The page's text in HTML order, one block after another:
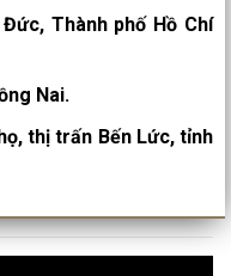
Thành phố Hồ Chí
Nai.
thị trấn Bến Lức, tỉnh